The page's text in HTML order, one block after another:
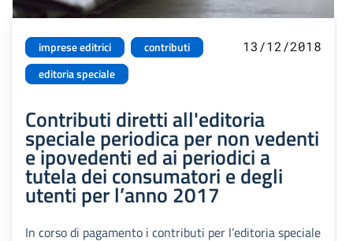
imprese editrici
contributi
editoria speciale
13/12/2018
Contributi diretti all'editoria
speciale periodica per non vedenti
e ipovedenti ed ai periodici a
tutela dei consumatori e degli
utenti per l’anno 2017
In corso di pagamento i contributi per l’editoria speciale